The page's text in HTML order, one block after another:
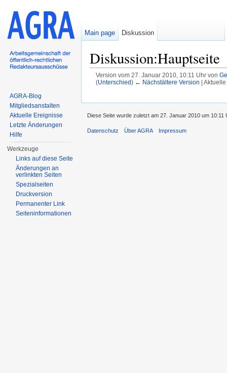
Diskussion:Hauptseite
Version vom 27. Januar 2010, 10:11 Uhr von
(Unterschied) ← Nächstältere Version |
Main page Diskussion
AGRA-Blog
Mitgliedsanstalten
Aktuelle Ereignisse
Letzte Änderungen
Hilfe
Werkzeuge
Links auf diese Seite
Änderungen an
verlinkten Seiten
Spezialseiten
Druckversion
Permanenter Link
Seiten­informationen
Diese Seite wurde zuletzt am 27. Januar 2010 um 10:11
Datenschutz Über AGRA Impressum